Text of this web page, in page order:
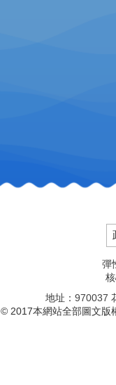
彈
地址： 970037
© 2017本網站全部圖文版